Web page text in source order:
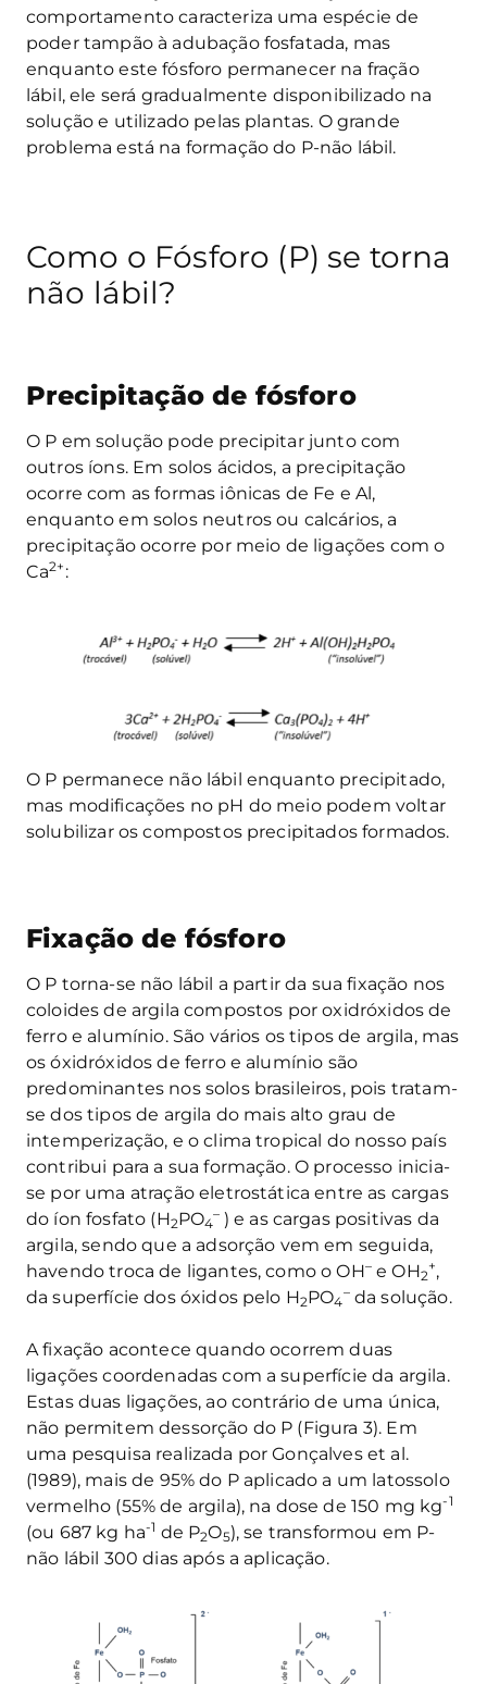
comportamento caracteriza uma espécie de
poder tampão à adubação fosfatada, mas
enquanto este fósforo permanecer na fração
lábil, ele será gradualmente disponibilizado na
solução e utilizado pelas plantas. O grande
problema está na formação do P-não lábil.
Como o Fósforo (P) se torna
não lábil?
Precipitação de fósforo
O P em solução pode precipitar junto com
outros íons. Em solos ácidos, a precipitação
ocorre com as formas iônicas de Fe e Al,
enquanto em solos neutros ou calcários, a
precipitação ocorre por meio de ligações com o
Ca2+ :
O P permanece não lábil enquanto precipitado,
mas modificações no pH do meio podem voltar
solubilizar os compostos precipitados formados.
Fixação de fósforo
O P torna-se não lábil a partir da sua fixação nos
coloides de argila compostos por oxidróxidos de
ferro e alumínio. São vários os tipos de argila, mas
os óxidróxidos de ferro e alumínio são
predominantes nos solos brasileiros, pois tratam-
se dos tipos de argila do mais alto grau de
intemperização, e o clima tropical do nosso país
contribui para a sua formação. O processo inicia-
se por uma atração eletrostática entre as cargas
do íon fosfato (H2PO4
– ) e as cargas positivas da
argila, sendo que a adsorção vem em seguida,
havendo troca de ligantes, como o OH–e OH2
+,
da superfície dos óxidos pelo H2PO4
–da solução.
A fixação acontece quando ocorrem duas
ligações coordenadas com a superfície da argila.
Estas duas ligações, ao contrário de uma única,
não permitem dessorção do P (Figura 3). Em
uma pesquisa realizada por Gonçalves et al.
(1989), mais de 95% do P aplicado a um latossolo
vermelho (55% de argila), na dose de 150 mg kg-1
(ou 687 kg ha-1 de P2O5), se transformou em P-
não lábil 300 dias após a aplicação.